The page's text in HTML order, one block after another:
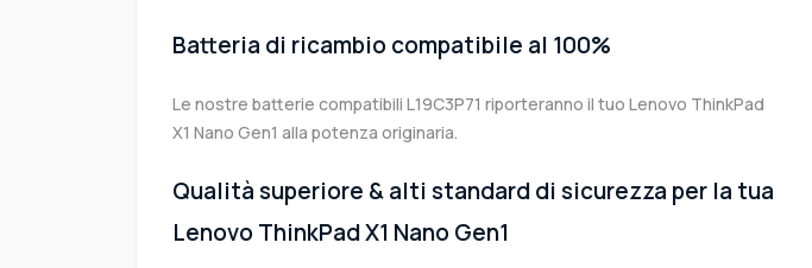
Batteria di ricambio compatibile al 100%
Le nostre batterie compatibili L19C3P71 riporteranno il tuo Lenovo ThinkPad
X1 Nano Gen1 alla potenza originaria.
Qualità superiore & alti standard di sicurezza per la tua
Lenovo ThinkPad X1 Nano Gen1